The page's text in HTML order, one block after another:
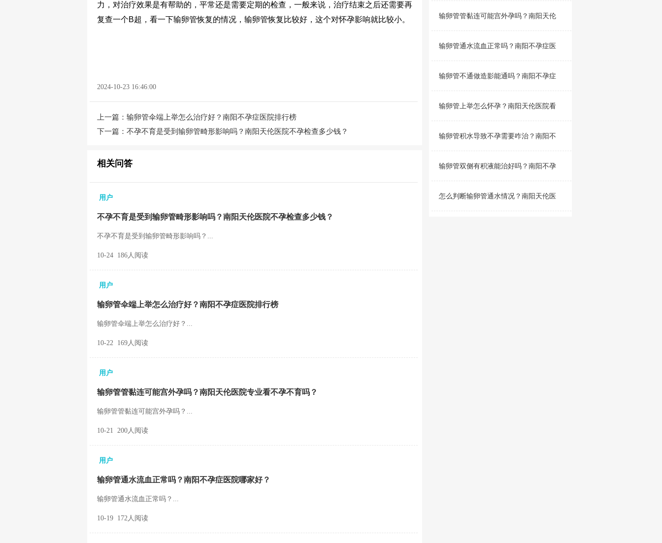
力，对治疗效果是有帮助的，平常还是需要定期的检查，一般来说，治疗结束之后还需要再
复查一个B超，看一下输卵管恢复的情况，输卵管恢复比较好，这个对怀孕影响就比较小。
2024-10-23 16:46:00
上一篇： 输卵管伞端上举怎么治疗好？南阳不孕症医院排行榜
下一篇： 不孕不育是受到输卵管畸形影响吗？南阳天伦医院不孕检查多少钱？
相关问答
用户
不孕不育是受到输卵管畸形影响吗？南阳天伦医院不孕检查多少钱？
不孕不育是受到输卵管畸形影响吗？...
10-24 186人阅读
用户
输卵管伞端上举怎么治疗好？南阳不孕症医院排行榜
输卵管伞端上举怎么治疗好？...
10-22 169人阅读
用户
输卵管管黏连可能宫外孕吗？南阳天伦医院专业看不孕不育吗？
输卵管管黏连可能宫外孕吗？...
10-21 200人阅读
用户
输卵管通水流血正常吗？南阳不孕症医院哪家好？
输卵管通水流血正常吗？...
10-19 172人阅读
输卵管管黏连可能宫外孕吗？南阳天伦
输卵管通水流血正常吗？南阳不孕症医
输卵管不通做造影能通吗？南阳不孕症
输卵管上举怎么怀孕？南阳天伦医院看
输卵管积水导致不孕需要咋治？南阳不
输卵管双侧有积液能治好吗？南阳不孕
怎么判断输卵管通水情况？南阳天伦医